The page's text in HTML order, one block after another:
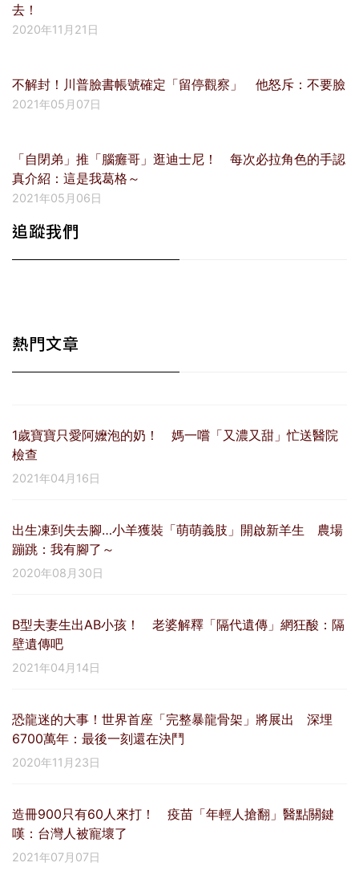
去！
2020年11月21日
不解封！川普臉書帳號確定「留停觀察」 他怒斥：不要臉
2021年05月07日
「自閉弟」推「腦癱哥」逛迪士尼！ 每次必拉角色的手認
真介紹：這是我葛格～
2021年05月06日
追蹤我們
熱門文章
1歲寶寶只愛阿嬤泡的奶！ 媽一嚐「又濃又甜」忙送醫院
檢查
2021年04月16日
出生凍到失去腳…小羊獲裝「萌萌義肢」開啟新羊生 農場
蹦跳：我有腳了～
2020年08月30日
B型夫妻生出AB小孩！ 老婆解釋「隔代遺傳」網狂酸：隔
壁遺傳吧
2021年04月14日
恐龍迷的大事！世界首座「完整暴龍骨架」將展出 深埋
6700萬年：最後一刻還在決鬥
2020年11月23日
造冊900只有60人來打！ 疫苗「年輕人搶翻」醫點關鍵
嘆：台灣人被寵壞了
2021年07月07日